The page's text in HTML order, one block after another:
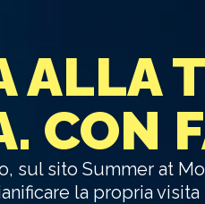
ALLA
CON
sul sito Summer at
la propria visita